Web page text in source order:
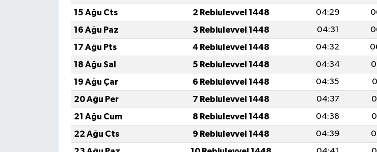
15 Ağu Cts
2 Rebiulevvel 1448 04:29
16 Ağu Paz
3 Rebiulevvel 1448 04:31
17 Ağu Pts
4 Rebiulevvel 1448 04:32
18 Ağu Sal
5 Rebiulevvel 1448 04:34
19 Ağu Çar
6 Rebiulevvel 1448 04:35
20 Ağu Per
7 Rebiulevvel 1448 04:37
21 Ağu Cum
8 Rebiulevvel 1448 04:38
22 Ağu Cts
9 Rebiulevvel 1448 04:39